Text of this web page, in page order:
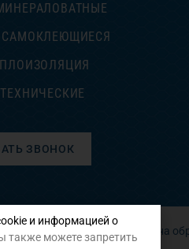
ЗВОНОК
Согласие на
и информацией о
также можете запретить